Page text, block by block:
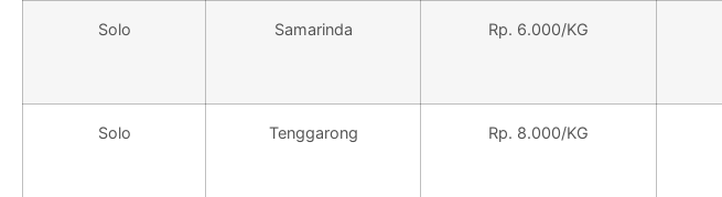
Solo Samarinda Rp. 6.000/KG
Solo Tenggarong Rp. 8.000/KG